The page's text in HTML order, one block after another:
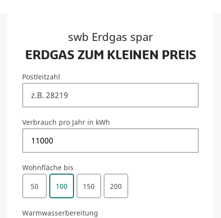
swb Erdgas spar
ERDGAS ZUM KLEINEN PREIS
Postleitzahl
Verbrauch pro Jahr in kWh
Wohnfläche bis
50
100 150 200
Warmwasserbereitung